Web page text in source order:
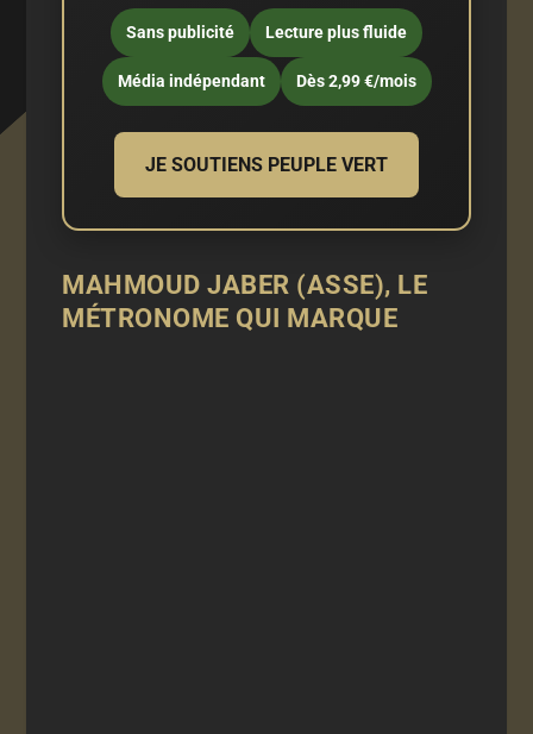
Sans publicité Lecture plus fluide
Média indépendant Dès 2,99 €/mois
JE SOUTIENS PEUPLE VERT
MAHMOUD JABER (ASSE), LE
MÉTRONOME QUI MARQUE